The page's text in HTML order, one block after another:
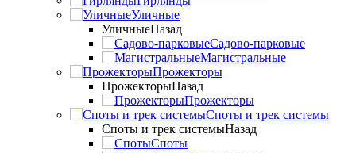
Уличные
УличныеНазад
Садово-парковые
Магистральные
Прожекторы
ПрожекторыНазад
Прожекторы
Споты и трек системы
Споты и трек системыНазад
Споты